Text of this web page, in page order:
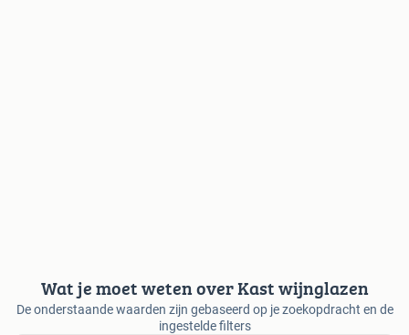
Wat je moet weten over Kast wijnglazen
De onderstaande waarden zijn gebaseerd op je zoekopdracht en de
ingestelde filters